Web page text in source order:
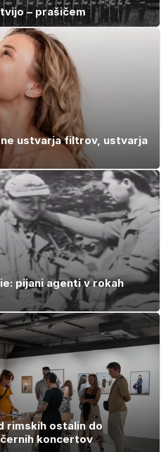
– prašičem
ustvarja filtrov, ustvarja
pijani agenti v rokah
rimskih ostalin do
koncertov